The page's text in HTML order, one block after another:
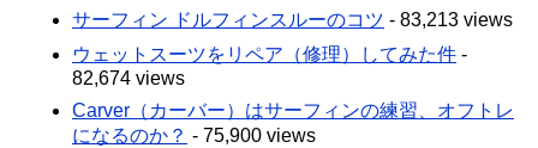
サーフィン ドルフィンスルーのコツ - 83,213 views
ウェットスーツをリペア（修理）してみた件 -
82,674 views
Carver（カーバー）はサーフィンの練習、オフトレ
になるのか？ - 75,900 views